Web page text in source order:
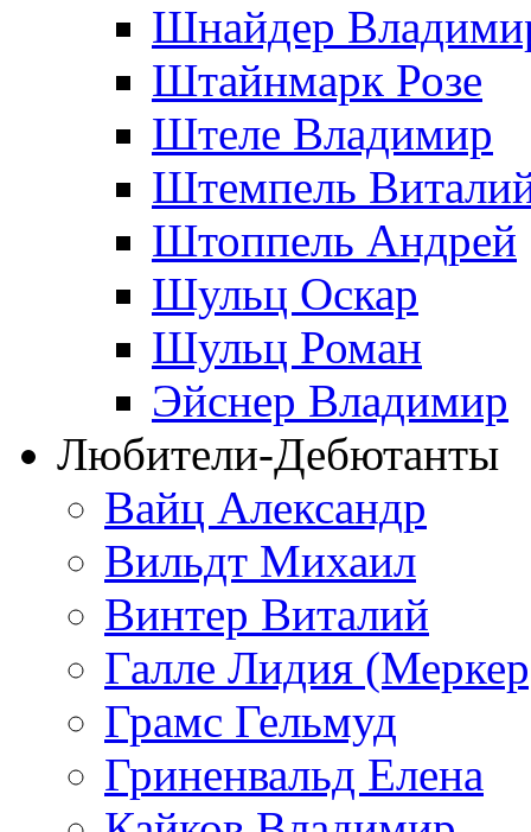
Шнайдер
Штайнмарк Розe
Штеле Владимир
Штемпель
Штоппель Андрей
Шульц Оскар
Шульц Роман
Эйснер Владимир
Любители-Дебютанты
Вайц Александр
Вильдт Михаил
Винтер Виталий
Галле Лидия
Грамс Гельмуд
Гриненвальд Елена